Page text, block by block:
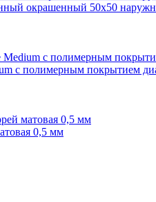
окрашенный 50х50
с полимерным покрытием
0,5 мм